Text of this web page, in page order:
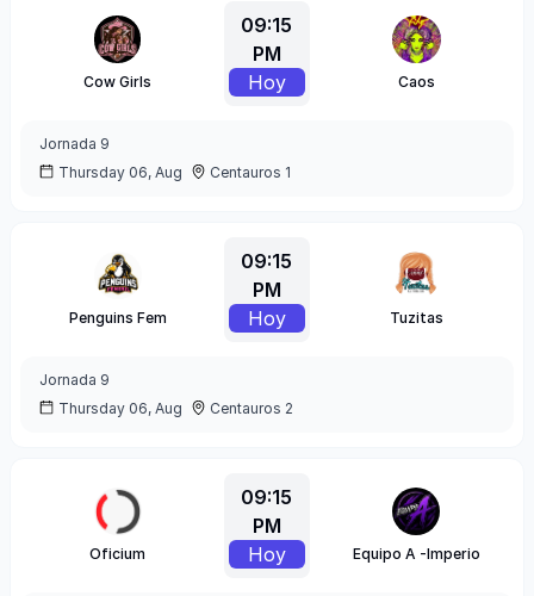
Cow Girls
09:15
PM
Hoy
Caos
Jornada 9
Thursday 06, Aug
Centauros 1
Penguins Fem
09:15
PM
Hoy
Tuzitas
Jornada 9
Thursday 06, Aug
Centauros 2
Oficium
09:15
PM
Hoy
Equipo A -Imperio